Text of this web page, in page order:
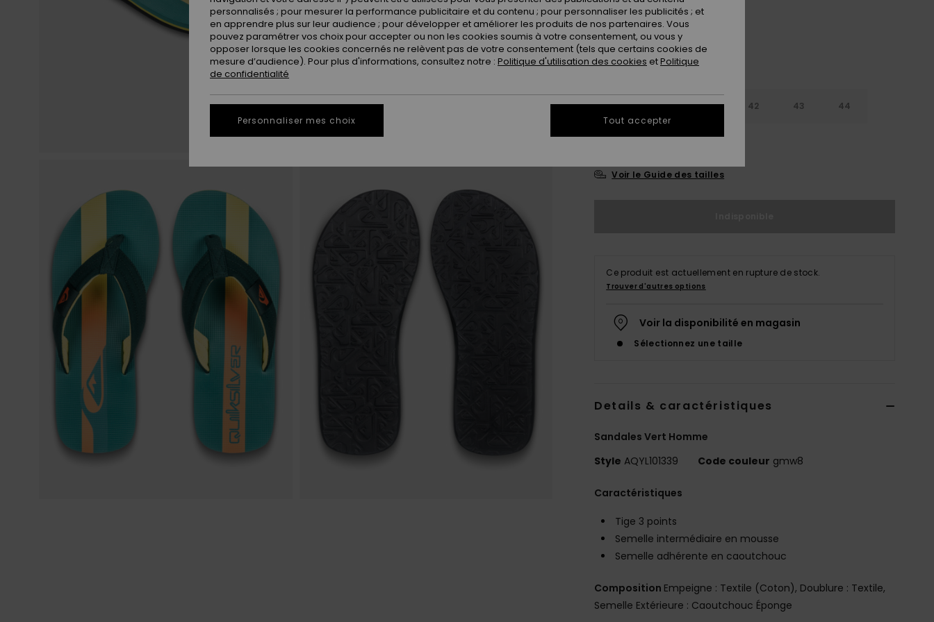
39 40 41 42 43 44
45 46 47
Voir le Guide des tailles
Ce produit est actuellement en rupture de stock.
Trouver d'autres options
Voir la disponibilité en magasin
Sélectionnez une taille
Details & caractéristiques
Sandales Vert Homme
Style AQYL101339 Code couleur gmw8
Caractéristiques
Tige 3 points
Semelle intermédiaire en mousse
Semelle adhérente en caoutchouc
Composition Empeigne : Textile (Coton), Doublure : Textile,
Semelle Extérieure : Caoutchouc Éponge
personnalisés ; pour mesurer la performance publicitaire et du contenu ; pour personnaliser les publicités ; et
en apprendre plus sur leur audience ; pour développer et améliorer les produits de nos partenaires. Vous
pouvez paramétrer vos choix pour accepter ou non les cookies soumis à votre consentement, ou vous y
opposer lorsque les cookies concernés ne relèvent pas de votre consentement (tels que certains cookies de
mesure d’audience). Pour plus d'informations, consultez notre : Politique d'utilisation des cookies etPolitique
de confidentialité
Personnaliser mes choix Tout accepter